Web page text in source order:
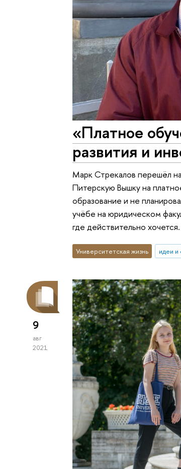
«Платное
развития и
Марк Стрекалов перешёл
Питерскую Вышку на
образование и не
учёбе на юридическом
где действительно хочется.
Университетская жизнь идеи и
9
авг
2021